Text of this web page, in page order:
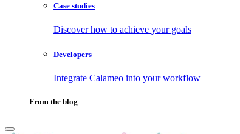
Case studies
Discover how to achieve your goals
Developers
Integrate Calameo into your workflow
From the blog